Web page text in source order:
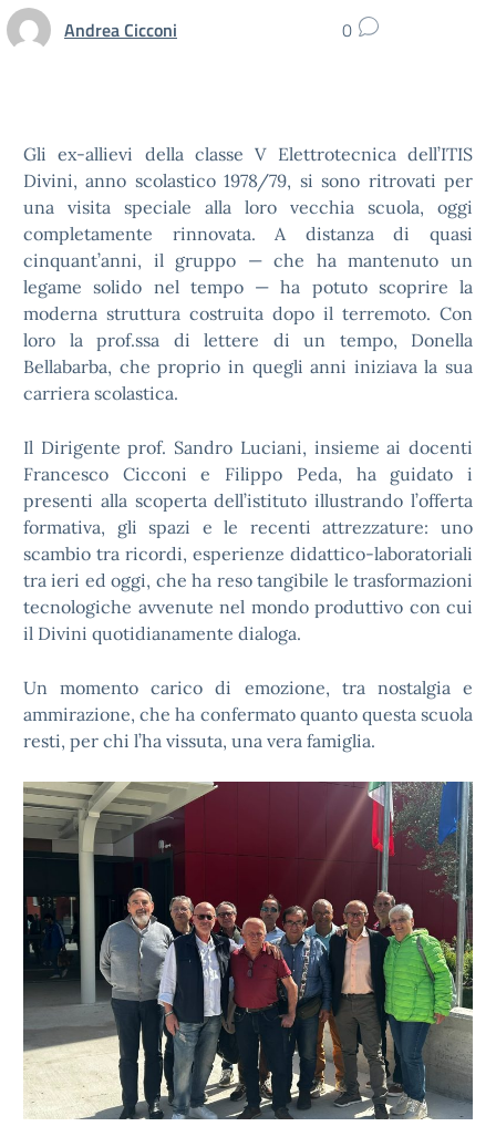
Andrea Cicconi 0
Gli ex-allievi della classe V Elettrotecnica dell’ITIS
Divini, anno scolastico 1978/79, si sono ritrovati per
una visita speciale alla loro vecchia scuola, oggi
completamente rinnovata. A distanza di quasi
cinquant’anni, il gruppo — che ha mantenuto un
legame solido nel tempo — ha potuto scoprire la
moderna struttura costruita dopo il terremoto. Con
loro la prof.ssa di lettere di un tempo, Donella
Bellabarba, che proprio in quegli anni iniziava la sua
carriera scolastica.
Il Dirigente prof. Sandro Luciani, insieme ai docenti
Francesco Cicconi e Filippo Peda, ha guidato i
presenti alla scoperta dell’istituto illustrando l’offerta
formativa, gli spazi e le recenti attrezzature: uno
scambio tra ricordi, esperienze didattico-laboratoriali
tra ieri ed oggi, che ha reso tangibile le trasformazioni
tecnologiche avvenute nel mondo produttivo con cui
il Divini quotidianamente dialoga.
Un momento carico di emozione, tra nostalgia e
ammirazione, che ha confermato quanto questa scuola
resti, per chi l’ha vissuta, una vera famiglia.